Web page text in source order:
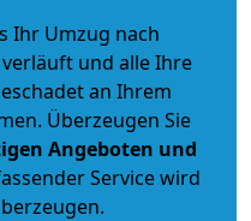
Ihr Umzug nach
und alle Ihre
an Ihrem
Überzeugen Sie
Angeboten und
Service wird